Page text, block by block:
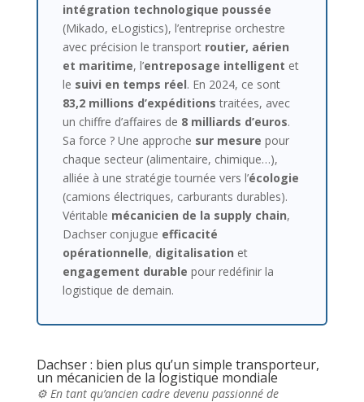
intégration technologique poussée
(Mikado, eLogistics), l’entreprise orchestre
avec précision le transport routier, aérien
et maritime, l’entreposage intelligent et
le suivi en temps réel. En 2024, ce sont
83,2 millions d’expéditions traitées, avec
un chiffre d’affaires de 8 milliards d’euros.
Sa force ? Une approche sur mesure pour
chaque secteur (alimentaire, chimique…),
alliée à une stratégie tournée vers l’écologie
(camions électriques, carburants durables).
Véritable mécanicien de la supply chain,
Dachser conjugue efficacité
opérationnelle, digitalisation et
engagement durable pour redéfinir la
logistique de demain.
Dachser : bien plus qu’un simple transporteur,
un mécanicien de la logistique mondiale
⚙️ En tant qu’ancien cadre devenu passionné de